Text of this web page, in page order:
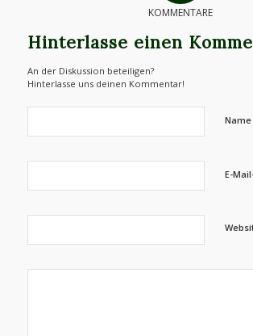
KOMMENTARE
Hinterlasse einen
An der Diskussion beteiligen?
Hinterlasse uns deinen Kommentar!
Name
E-